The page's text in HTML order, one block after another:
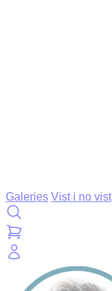
Galeries Vist i no vist